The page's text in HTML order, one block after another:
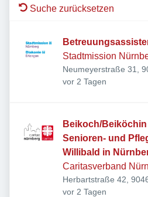
Suche zurücksetzen
Stadtmission
Neumeyerstraße 31,
Deutschland
Veröffentlicht
vor 2 Tagen
Beikoch/Beiköchin
Senioren- und
Willibald in
Caritasverband
Herbartstraße 42,
Deutschland
Veröffentlicht
vor 2 Tagen